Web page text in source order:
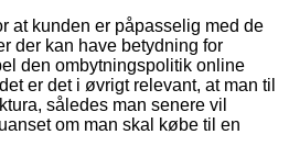
at kunden er påpasselig med de
der kan have betydning for
den ombytningspolitik online
er det i øvrigt relevant, at man til
således man senere vil
om man skal købe til en